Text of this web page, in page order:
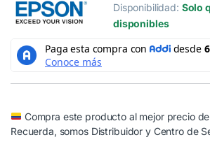
Disponibilidad: Solo
disponibles
Compra este producto al mejor precio
Recuerda, somos Distribuidor y Centro de